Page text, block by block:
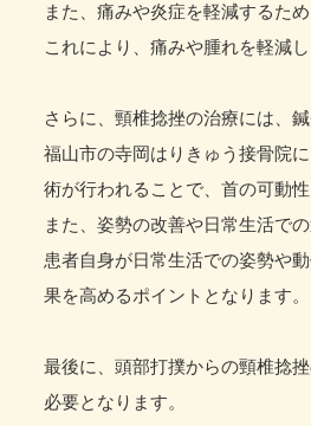
また、痛みや炎症を軽減するた
これにより、痛みや腫れを軽減
さらに、頸椎捻挫の治療には、
福山市の寺岡はりきゅう接骨院
術が行われることで、首の可動
また、姿勢の改善や日常生活で
患者自身が日常生活での姿勢や
果を高めるポイントとなります。
最後に、頭部打撲からの頸椎捻
必要となります。